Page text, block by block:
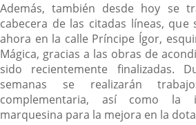
Además, también desde hoy se
cabecera de las citadas líneas,
ahora en la calle Príncipe Ígor,
Mágica, gracias a las obras de
sido recientemente finalizadas.
semanas se realizarán
complementaria, así como la
marquesina para la mejora en la